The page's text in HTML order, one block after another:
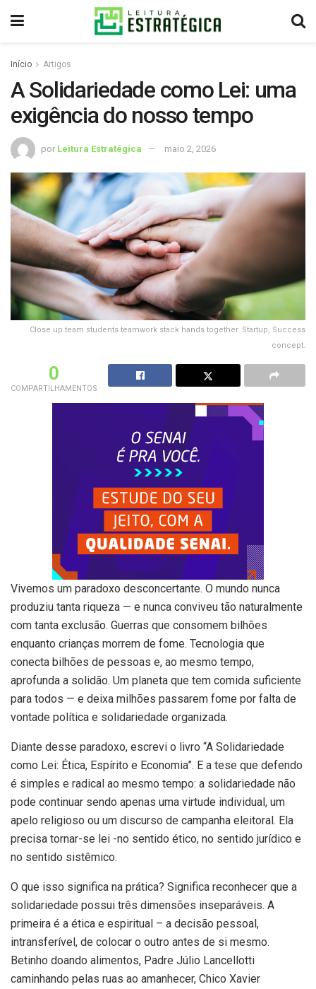
Início Artigos
A Solidariedade como Lei: uma
exigência do nosso tempo
por Leitura Estratégica maio 2, 2026
Close up team students teamwork stack hands together. Startup, Success
concept.
0
COMPARTILHAMENTOS
Vivemos um paradoxo desconcertante. O mundo nunca
produziu tanta riqueza — e nunca conviveu tão naturalmente
com tanta exclusão. Guerras que consomem bilhões
enquanto crianças morrem de fome. Tecnologia que
conecta bilhões de pessoas e, ao mesmo tempo,
aprofunda a solidão. Um planeta que tem comida suficiente
para todos — e deixa milhões passarem fome por falta de
vontade política e solidariedade organizada.
Diante desse paradoxo, escrevi o livro “A Solidariedade
como Lei: Ética, Espírito e Economia”. E a tese que defendo
é simples e radical ao mesmo tempo: a solidariedade não
pode continuar sendo apenas uma virtude individual, um
apelo religioso ou um discurso de campanha eleitoral. Ela
precisa tornar-se lei -no sentido ético, no sentido jurídico e
no sentido sistêmico.
O que isso significa na prática? Significa reconhecer que a
solidariedade possui três dimensões inseparáveis. A
primeira é a ética e espiritual – a decisão pessoal,
intransferível, de colocar o outro antes de si mesmo.
Betinho doando alimentos, Padre Júlio Lancellotti
caminhando pelas ruas ao amanhecer, Chico Xavier